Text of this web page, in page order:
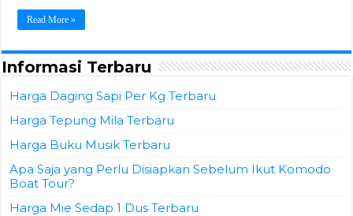
Read More »
Informasi Terbaru
Harga Daging Sapi Per Kg Terbaru
Harga Tepung Mila Terbaru
Harga Buku Musik Terbaru
Apa Saja yang Perlu Disiapkan Sebelum Ikut Komodo
Boat Tour?
Harga Mie Sedap 1 Dus Terbaru